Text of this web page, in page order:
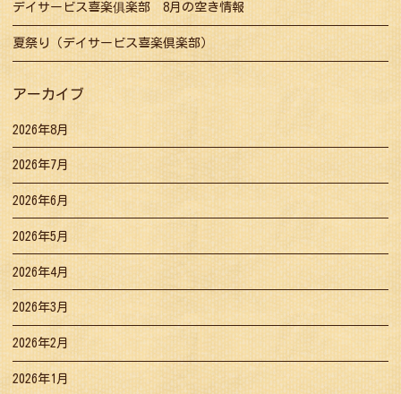
デイサービス喜楽俱楽部 8月の空き情報
夏祭り（デイサービス喜楽倶楽部）
アーカイブ
2026年8月
2026年7月
2026年6月
2026年5月
2026年4月
2026年3月
2026年2月
2026年1月